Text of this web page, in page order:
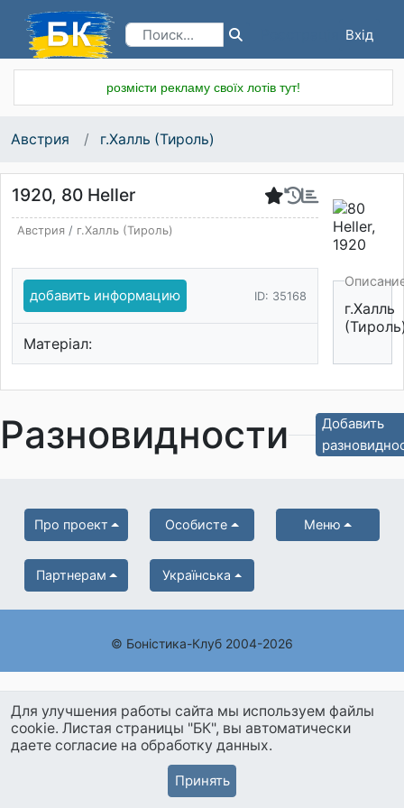
Вхід
розмісти рекламу своїх лотів тут!
Австрия г.Халль (Тироль)
1920, 80 Heller
Австрия/ г.Халль (Тироль)
добавить информацию ID: 35168
Матеріал:
г.Халль
Разновидности
Добавить
Про проект Особисте Меню
Партнерам Українська
© Боністика-Клуб 2004-2026
Для улучшения работы сайта мы используем файлы
cookie. Листая страницы "БК", вы автоматически
даете согласие на обработку данных.
Принять